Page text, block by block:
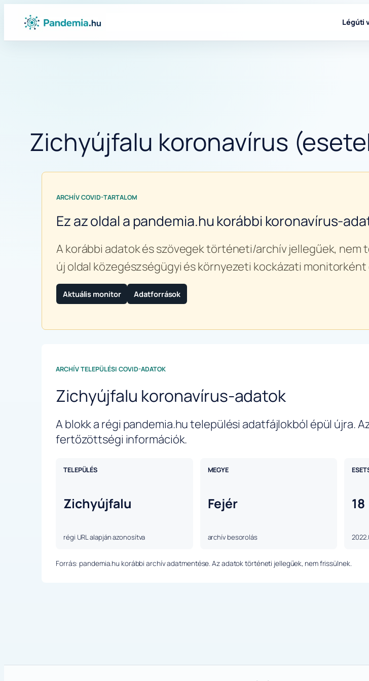
Ugrás
tartalomhoz
Légúti
Zichyújfalu koronavírus
ARCHÍV COVID-TARTALOM
Ez az oldal a pandemia.hu korábbi koronavírus-
A korábbi adatok és szövegek történeti/archív jellegűek,
új oldal közegészségügyi és környezeti kockázati
Aktuális monitor Adatforrások
ARCHÍV TELEPÜLÉSI COVID-ADATOK
Zichyújfalu koronavírus-adatok
A blokk a régi pandemia.hu települési adatfájlokból épül újra.
fertőzöttségi információk.
TELEPÜLÉS
Zichyújfalu
régi URL alapján azonosítva
MEGYE
Fejér
archív besorolás
18
Forrás: pandemia.hu korábbi archív adatmentése. Az adatok történeti jellegűek, nem frissülnek.